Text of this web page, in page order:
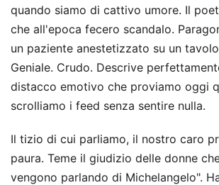
quando siamo di cattivo umore. Il
che all'epoca fecero scandalo.
un paziente anestetizzato su un
Geniale. Crudo. Descrive
distacco emotivo che proviamo oggi
scrolliamo i feed senza sentire nulla.
Il tizio di cui parliamo, il nostro caro
paura. Teme il giudizio delle donne
vengono parlando di Michelangelo".